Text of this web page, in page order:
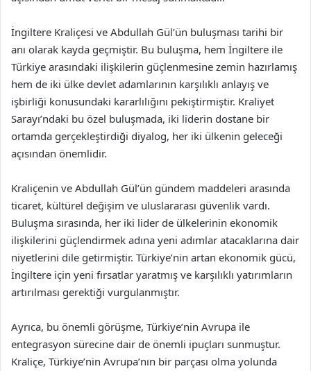
İngiltere Kraliçesi ve Abdullah Gül’ün buluşması tarihi bir
anı olarak kayda geçmiştir. Bu buluşma, hem İngiltere ile
Türkiye arasındaki ilişkilerin güçlenmesine zemin hazırlamış
hem de iki ülke devlet adamlarının karşılıklı anlayış ve
işbirliği konusundaki kararlılığını pekiştirmiştir. Kraliyet
Sarayı’ndaki bu özel buluşmada, iki liderin dostane bir
ortamda gerçekleştirdiği diyalog, her iki ülkenin geleceği
açısından önemlidir.
Kraliçenin ve Abdullah Gül’ün gündem maddeleri arasında
ticaret, kültürel değişim ve uluslararası güvenlik vardı.
Buluşma sırasında, her iki lider de ülkelerinin ekonomik
ilişkilerini güçlendirmek adına yeni adımlar atacaklarına dair
niyetlerini dile getirmiştir. Türkiye’nin artan ekonomik gücü,
İngiltere için yeni fırsatlar yaratmış ve karşılıklı yatırımların
artırılması gerektiği vurgulanmıştır.
Ayrıca, bu önemli görüşme, Türkiye’nin Avrupa ile
entegrasyon sürecine dair de önemli ipuçları sunmuştur.
Kraliçe, Türkiye’nin Avrupa’nın bir parçası olma yolunda